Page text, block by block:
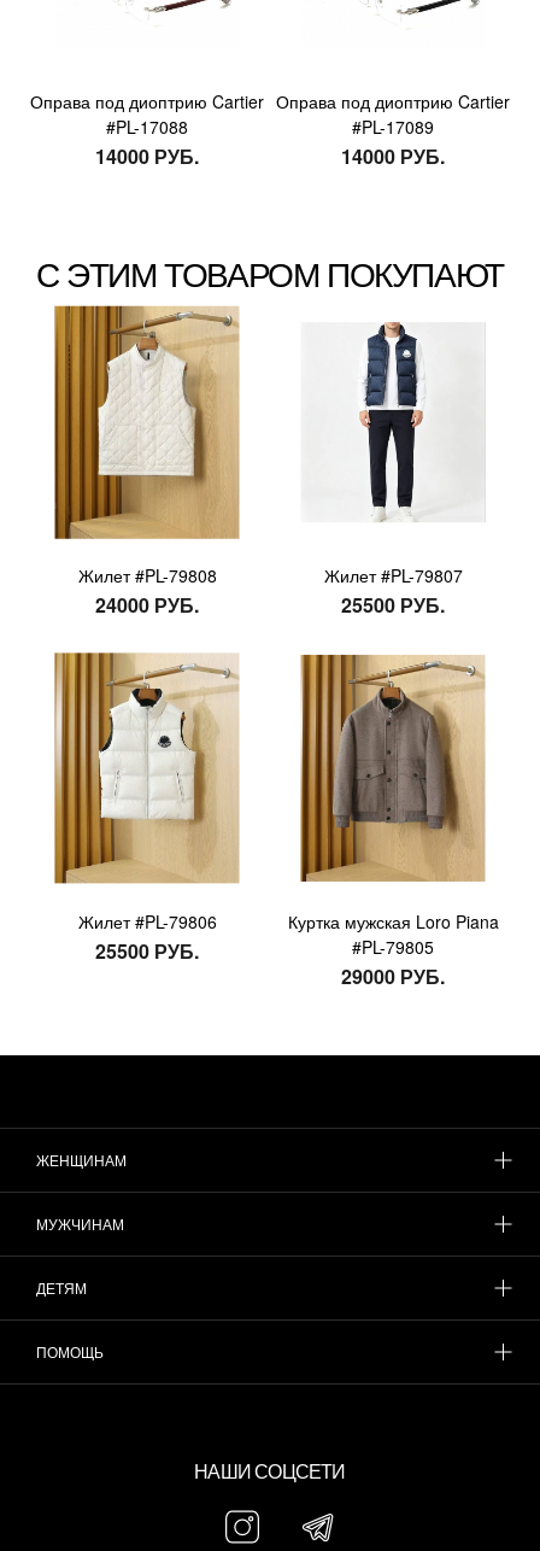
Оправа под диоптрию Cartier
#PL-17088
14000 РУБ.
Оправа под диоптрию Cartier
#PL-17089
14000 РУБ.
С ЭТИМ ТОВАРОМ ПОКУПАЮТ
Жилет #PL-79808
24000 РУБ.
Жилет #PL-79807
25500 РУБ.
Жилет #PL-79806
25500 РУБ.
Куртка мужская Loro Piana
#PL-79805
29000 РУБ.
ЖЕНЩИНАМ
МУЖЧИНАМ
ДЕТЯМ
ПОМОЩЬ
НАШИ СОЦСЕТИ